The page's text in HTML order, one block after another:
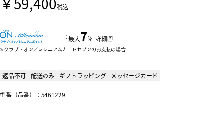
税込
：最大7％ 詳細
クラブ・オン／ミレニアムカードセゾンのお支払の場合
返品不可 配送のみ ギフトラッピング メッセージカード
型番（品番）：5461229